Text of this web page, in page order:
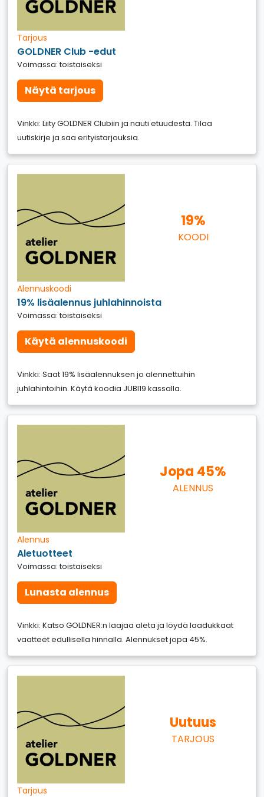
Tarjous
GOLDNER Club -edut
Voimassa: toistaiseksi
Näytä tarjous
Vinkki: Liity GOLDNER Clubiin ja nauti etuudesta. Tilaa
uutiskirje ja saa erityistarjouksia.
19%
KOODI
Alennuskoodi
19% lisäalennus juhlahinnoista
Voimassa: toistaiseksi
Käytä alennuskoodi
Vinkki: Saat 19% lisäalennuksen jo alennettuihin
juhlahintoihin. Käytä koodia JUBI19 kassalla.
Jopa 45%
ALENNUS
Alennus
Aletuotteet
Voimassa: toistaiseksi
Lunasta alennus
Vinkki: Katso GOLDNER:n laajaa aleta ja löydä laadukkaat
vaatteet edullisella hinnalla. Alennukset jopa 45%.
Uutuus
TARJOUS
Tarjous